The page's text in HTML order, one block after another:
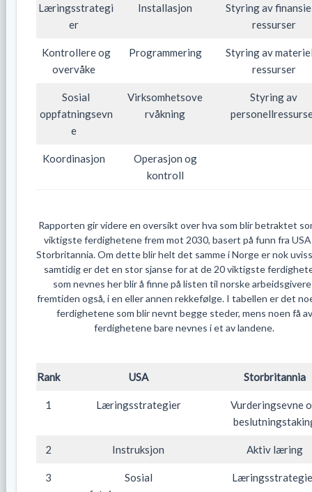
Læringsstrategi
er
Installasjon
Styring av
ressurser
Kontrollere og
overvåke
Programmering
Styring av
ressurser
Sosial
oppfatningsevn
e
Virksomhetsove
rvåkning
Styring av
Koordinasjon
Operasjon og
kontroll
Rapporten gir videre en oversikt over hva som blir betraktet
viktigste ferdighetene frem mot 2030, basert på funn fra
Storbritannia. Om dette blir helt det samme i Norge er nok
samtidig er det en stor sjanse for at de 20 viktigste
som nevnes her blir å finne på listen til norske
fremtiden også, i en eller annen rekkefølge. I tabellen er det
ferdighetene som blir nevnt begge steder, mens noen få av
ferdighetene bare nevnes i et av landene.
Rank USA Storbritannia
1 Læringsstrategier
Vurderingsevne
2 Instruksjon Aktiv læring
3
Sosial